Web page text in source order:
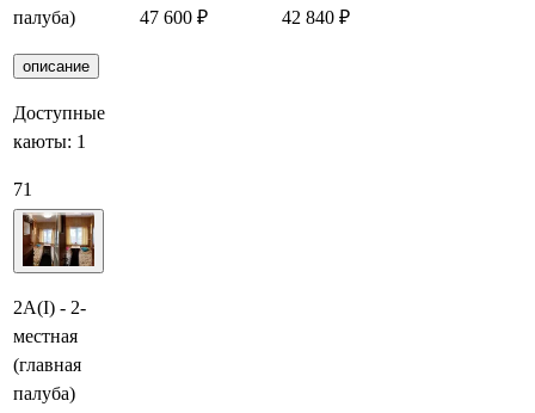
палуба)
описание
Доступные
каюты: 1
71
47 600 ₽ 42 840 ₽
2А(I) - 2-
местная
(главная
палуба)